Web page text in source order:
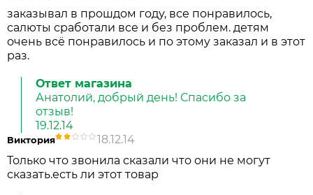
заказывал в прошдом году, все понравилось,
салюты сработали все и без проблем. детям
очень всё понравилось и по этому заказал и в этот
раз.
Ответ магазина
Анатолий, добрый день! Спасибо за
отзыв!
19.12.14
Виктория
18.12.14
Только что звонила сказали что они не могут
сказать.есть ли этот товар